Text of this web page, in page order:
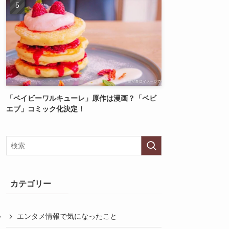
「ベイビーワルキューレ」原作は漫画？「ベビ
エブ」コミック化決定！
カテゴリー
エンタメ情報で気になったこと